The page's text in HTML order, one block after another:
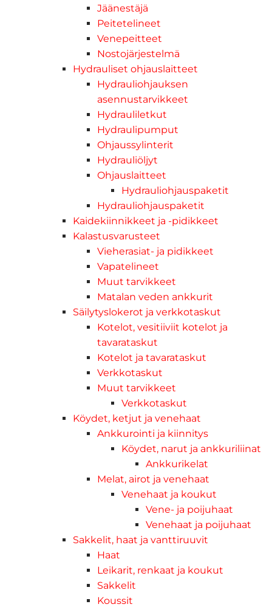
Jäänestäjä
Peitetelineet
Venepeitteet
Nostojärjestelmä
Hydrauliset ohjauslaitteet
Hydrauliohjauksen
asennustarvikkeet
Hydrauliletkut
Hydraulipumput
Ohjaussylinterit
Hydrauliöljyt
Ohjauslaitteet
Hydrauliohjauspaketit
Hydrauliohjauspaketit
Kaidekiinnikkeet ja -pidikkeet
Kalastusvarusteet
Vieherasiat- ja pidikkeet
Vapatelineet
Muut tarvikkeet
Matalan veden ankkurit
Säilytyslokerot ja verkkotaskut
Kotelot, vesitiiviit kotelot ja
tavarataskut
Kotelot ja tavarataskut
Verkkotaskut
Muut tarvikkeet
Verkkotaskut
Köydet, ketjut ja venehaat
Ankkurointi ja kiinnitys
Köydet, narut ja ankkuriliinat
Ankkurikelat
Melat, airot ja venehaat
Venehaat ja koukut
Vene- ja poijuhaat
Venehaat ja poijuhaat
Sakkelit, haat ja vanttiruuvit
Haat
Leikarit, renkaat ja koukut
Sakkelit
Koussit